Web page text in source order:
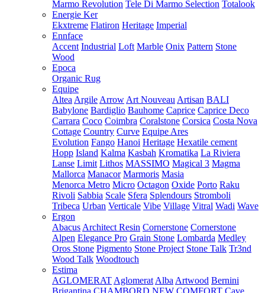
Marmo Revolution Tele Di Marmo Selection Totalook
Energie Ker
Ekxtreme Flatiron Heritage Imperial
Ennface
Accent Industrial Loft Marble Onix Pattern Stone
Wood
Epoca
Organic Rug
Equipe
Altea Argile Arrow Art Nouveau Artisan BALI
Babylone Bardiglio Bauhome Caprice Caprice Deco
Carrara Coco Coimbra Coralstone Corsica Costa Nova
Cottage Country Curve Equipe Ares
Evolution Fango Hanoi Heritage Hexatile cement
Hopp Island Kalma Kasbah Kromatika La Riviera
Lanse Limit Lithos MASSIMO Magical 3 Magma
Mallorca Manacor Marmoris Masia
Menorca Metro Micro Octagon Oxide Porto Raku
Rivoli Sabbia Scale Sfera Splendours Stromboli
Tribeca Urban Verticale Vibe Village Vitral Wadi Wave
Ergon
Abacus Architect Resin Cornerstone Cornerstone
Alpen Elegance Pro Grain Stone Lombarda Medley
Oros Stone Pigmento Stone Project Stone Talk Tr3nd
Wood Talk Woodtouch
Estima
AGLOMERAT Aglomerat Alba Artwood Bernini